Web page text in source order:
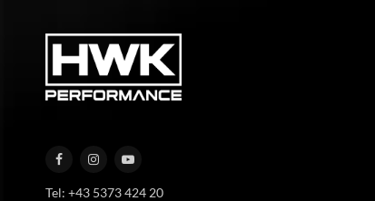
Tel: +43 5373 424 20